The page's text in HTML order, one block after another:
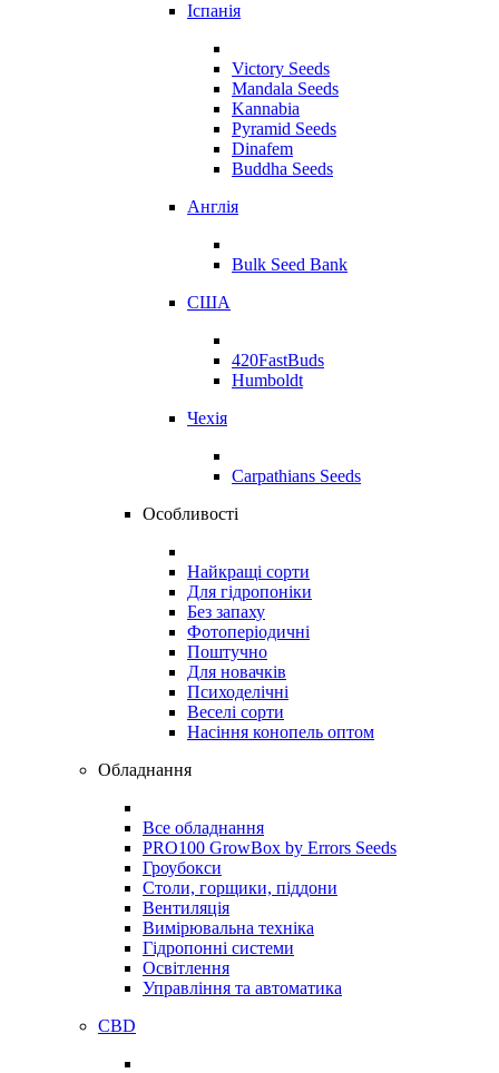
Іспанія
Victory Seeds
Mandala Seeds
Kannabia
Pyramid Seeds
Dinafem
Buddha Seeds
Англія
Bulk Seed Bank
США
420FastBuds
Humboldt
Чехія
Carpathians Seeds
Особливості
Найкращі сорти
Для гідропоніки
Без запаху
Фотоперіодичні
Поштучно
Для новачків
Психоделічні
Веселі сорти
Насіння конопель оптом
Обладнання
Все обладнання
PRO100 GrowBox by Errors Seeds
Гроубокси
Столи, горщики, піддони
Вентиляція
Вимірювальна техніка
Гідропонні системи
Освітлення
Управління та автоматика
CBD